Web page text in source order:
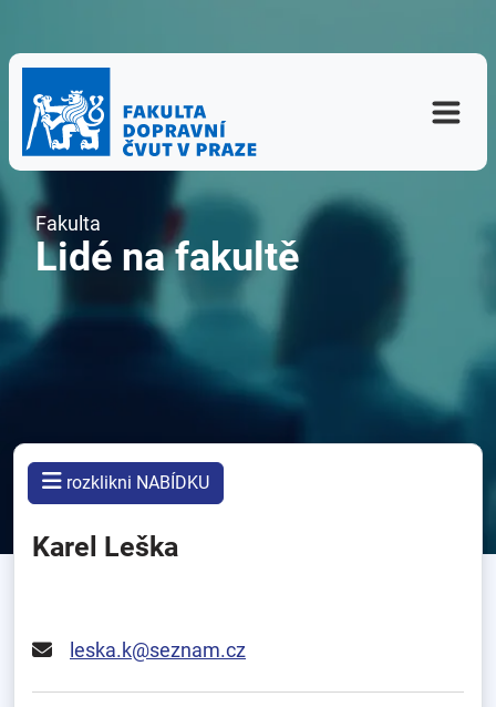
Fakulta
Lidé na fakultě
rozklikni NABÍDKU
Karel Leška
leska.k@seznam.cz